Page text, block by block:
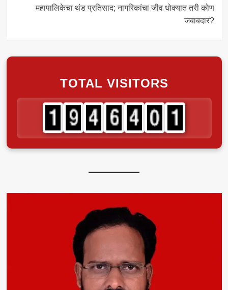
महापालिकेचा थंड प्रतिसाद; नागरिकांचा जीव धोक्यात तरी कोण
जबाबदार?
TOTAL VISITORS